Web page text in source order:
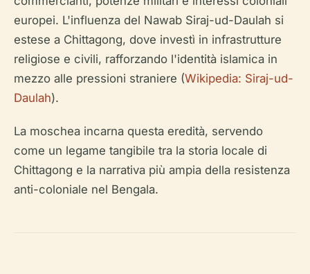
europei. L'influenza del Nawab Siraj-ud-Daulah si
estese a Chittagong, dove investì in infrastrutture
religiose e civili, rafforzando l'identità islamica in
mezzo alle pressioni straniere (Wikipedia: Siraj-ud-
Daulah).
La moschea incarna questa eredità, servendo
come un legame tangibile tra la storia locale di
Chittagong e la narrativa più ampia della resistenza
anti-coloniale nel Bengala.